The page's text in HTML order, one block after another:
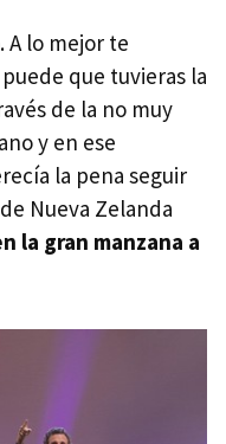
A lo mejor te
que tuvieras la
de la no muy
y en ese
la pena seguir
Nueva Zelanda
la gran manzana a